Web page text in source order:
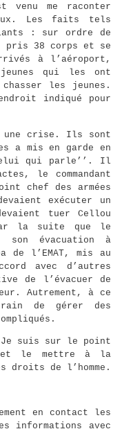
me raconter
Les faits tels
: sur ordre de
pris 38 corps et se
à l’aéroport,
qui les ont
les jeunes.
indiqué pour
une crise. Ils sont
a mis en garde en
qui parle’’. Il
le commandant
chef des armées
exécuter un
tuer Cellou
la suite que le
évacuation à
de l’EMAT, mis au
avec d’autres
de l’évacuer de
Autrement, à ce
de gérer des
suis sur le point
et le mettre à la
droits de l’homme.
en contact les
informations avec